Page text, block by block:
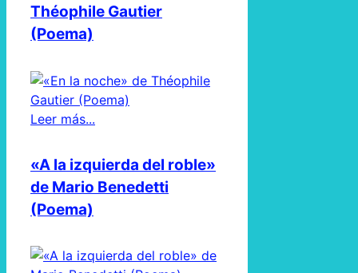
Théophile Gautier
(Poema)
Leer más...
«A la izquierda del roble»
de Mario Benedetti
(Poema)